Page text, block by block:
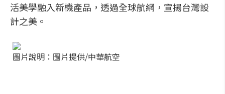
活美學融入新機產品，透過全球航網，宣揚台灣設
計之美。
圖片說明：圖片提供/中華航空